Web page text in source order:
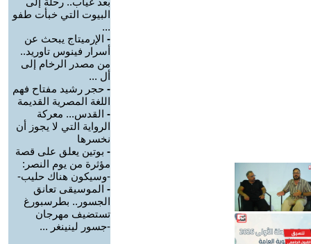
البيوت التي خبأت طفو
...
- الإرميتاج يبحث عن
أسرار فينوس تاوريد..
من مصدر الرخام إلى
أل ...
- حجر رشيد مفتاح فهم
اللغة المصرية القديمة
- القدس... معركة
الرواية التي لا يجوز أن
نخسرها
- بوتين يعلق على قصة
مؤثرة من يوم النصر:
-وسيكون هناك حليب-
- الموسيقى تعانق
الجسور.. بطرسبورغ
تستضيف مهرجان
-جسور لينينغر ...